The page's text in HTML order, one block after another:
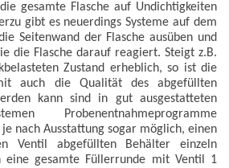
gesamte Flasche auf Undichtigkeiten
gibt es neuerdings Systeme auf dem
Seitenwand der Flasche ausüben und
die Flasche darauf reagiert. Steigt z.B.
Zustand erheblich, so ist die
auch die Qualität des abgefüllten
kann sind in gut ausgestatteten
Probenentnahmeprogramme
nach Ausstattung sogar möglich, einen
Ventil abgefüllten Behälter einzeln
eine gesamte Füllerrunde mit Ventil 1